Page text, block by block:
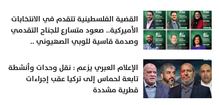
القضية الفلسطينية تتقدم في الانتخابات
الأميركية.. صعود متسارع للجناح التقدمي
وصدمة قاسية للوبي الصهيوني ..
الإعلام العبري يزعم : نقل وحدات وأنشطة
تابعة لحماس إلى تركيا عقب إجراءات
قطرية مشددة